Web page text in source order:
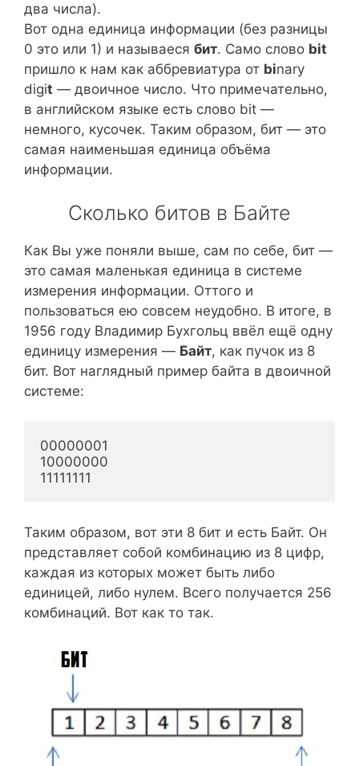
два числа).
Вот одна единица информации (без разницы
0 это или 1) и называеся бит. Само слово bit
пришло к нам как аббревиатура от binary
digit — двоичное число. Что примечательно,
в английском языке есть слово bit —
немного, кусочек. Таким образом, бит — это
самая наименьшая единица объёма
информации.
Сколько битов в Байте
Как Вы уже поняли выше, сам по себе, бит —
это самая маленькая единица в системе
измерения информации. Оттого и
пользоваться ею совсем неудобно. В итоге, в
1956 году Владимир Бухгольц ввёл ещё одну
единицу измерения — Байт, как пучок из 8
бит. Вот наглядный пример байта в двоичной
системе:
00000001
10000000
11111111
Таким образом, вот эти 8 бит и есть Байт. Он
представляет собой комбинацию из 8 цифр,
каждая из которых может быть либо
единицей, либо нулем. Всего получается 256
комбинаций. Вот как то так.